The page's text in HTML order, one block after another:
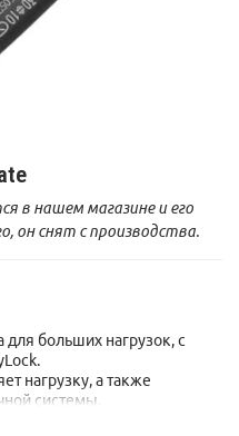
в нашем магазине и его
он снят с производства.
больших нагрузок, с
нагрузку, а также
системы.
в Италии.